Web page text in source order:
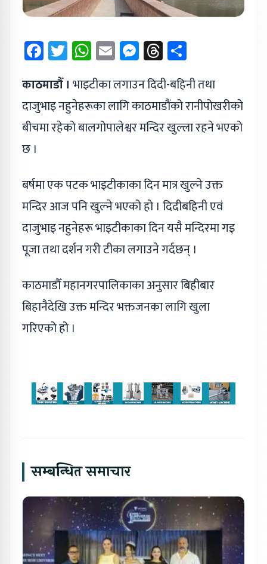
Facebook
Twitter
WhatsApp
EmailMessenger
Threads
काठमाडौँ । भाइटीका लगाउन दिदी-बहिनी तथा
दाजुभाइ नहुनेहरूका लागि काठमाडौंको रानीपोखरीको
बीचमा रहेको बालगोपालेश्वर मन्दिर खुल्ला रहने भएको
छ ।
बर्षमा एक पटक भाइटीकाका दिन मात्र खुल्ने उक्त
मन्दिर आज पनि खुल्ने भएको हो । दिदीबहिनी एवं
दाजुभाइ नहुनेहरू भाइटीकाका दिन यसै मन्दिरमा गइ
पूजा तथा दर्शन गरी टीका लगाउने गर्दछन् ।
काठमाडौँ महानगरपालिकाका अनुसार बिहीबार
बिहानैदेखि उक्त मन्दिर भक्तजनका लागि खुला
गरिएको हो ।
सम्बन्धित समाचार